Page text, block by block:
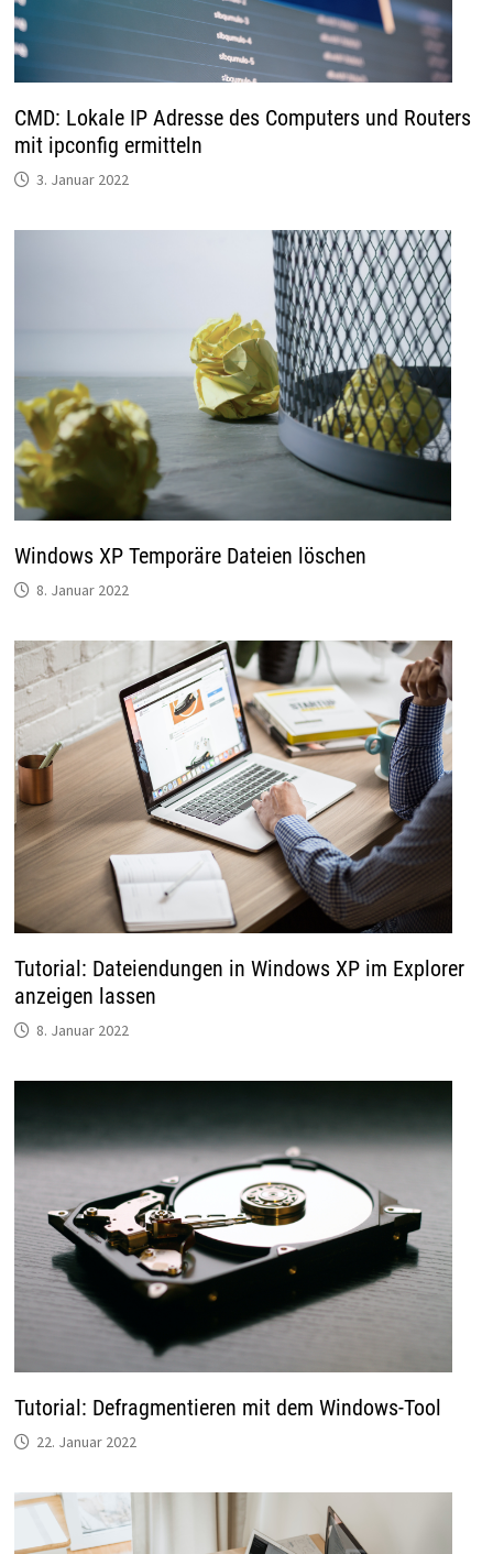
CMD: Lokale IP Adresse des Computers und Routers
mit ipconfig ermitteln
3. Januar 2022
Windows XP Temporäre Dateien löschen
8. Januar 2022
Tutorial: Dateiendungen in Windows XP im Explorer
anzeigen lassen
8. Januar 2022
Tutorial: Defragmentieren mit dem Windows-Tool
22. Januar 2022